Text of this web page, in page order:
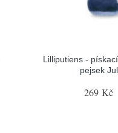
Lilliputiens -
pejsek
269 Kč